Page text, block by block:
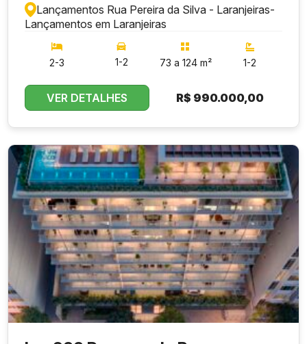
Lançamentos Rua Pereira da Silva - Laranjeiras-
Lançamentos em Laranjeiras
2-3 1-2 73 a 124 m² 1-2
VER DETALHES R$ 990.000,00